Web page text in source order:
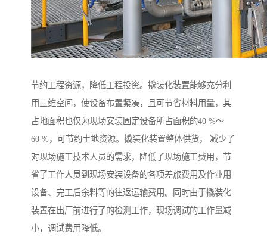
节约工程资源，降低工程投资。撬装化装置能够充分利
用三维空间，使设备布置紧凑，且可节省材料用量，其
占地面积也仅为现场安装固定设备所占面积的40 %～
60 %，可节约土地资源。撬装化装置整体供货， 减少了
对现场施工技术人员的需求，降低了现场施工费用，节
省了工作人员到现场安装设备的各项差旅费用及作业用
设备、完工后余料等的往返运输费用。同时由于撬装化
装置在出厂前进行了的检测工作，现场调试的工作量减
小，调试费用降低。